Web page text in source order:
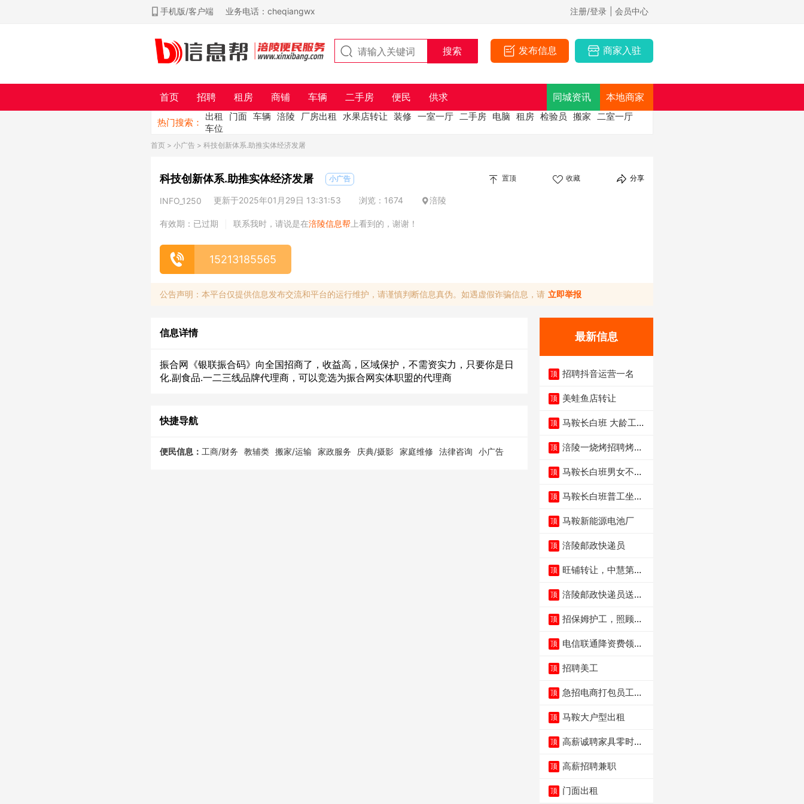
手机版/客户端 业务电话：cheqiangwx 注册/登录 | 会员中心
发布信息 商家入驻
首页 招聘 租房 商铺 车辆 二手房 便民 供求 同城资讯 本地商家
热门搜索：
出租 门面 车辆 涪陵 厂房出租 水果店转让 装修 一室一厅 二手房 电脑 租房 检验员 搬家 二室一厅
车位
首页 > 小广告 > 科技创新体系.助推实体经济发屠
科技创新体系.助推实体经济发屠 小广告 置顶 收藏 分享
INFO_1250 更新于2025年01月29日 13:31:53 浏览：1674 涪陵
有效期：已过期 联系我时，请说是在涪陵信息帮 上看到的，谢谢！
15213185565
公告声明：本平台仅提供信息发布交流和平台的运行维护，请谨慎判断信息真伪。如遇虚假诈骗信息，请 立即举报
信息详情
振合网《银联振合码》向全国招商了，收益高，区域保护，不需资实力，只要你是日
化.副食品.一二三线品牌代理商，可以竞选为振合网实体职盟的代理商
快捷导航
便民信息： 工商/财务 教辅类 搬家/运输 家政服务 庆典/摄影 家庭维修 法律咨询 小广告
最新信息
顶 招聘抖音运营一名
顶 美蛙鱼店转让
顶 马鞍长白班 大龄工大
顶 涪陵一烧烤招聘烤工
顶 马鞍长白班男女不限
顶 马鞍长白班普工坐班
顶 马鞍新能源电池厂
顶 涪陵邮政快递员
顶 旺铺转让，中慧第一
顶 涪陵邮政快递员送货
顶 招保姆护工，照顾病
顶 电信联通降资费领价
顶 招聘美工
顶 急招电商打包员工作
顶 马鞍大户型出租
顶 高薪诚聘家具零时促
顶 高薪招聘兼职
顶 门面出租